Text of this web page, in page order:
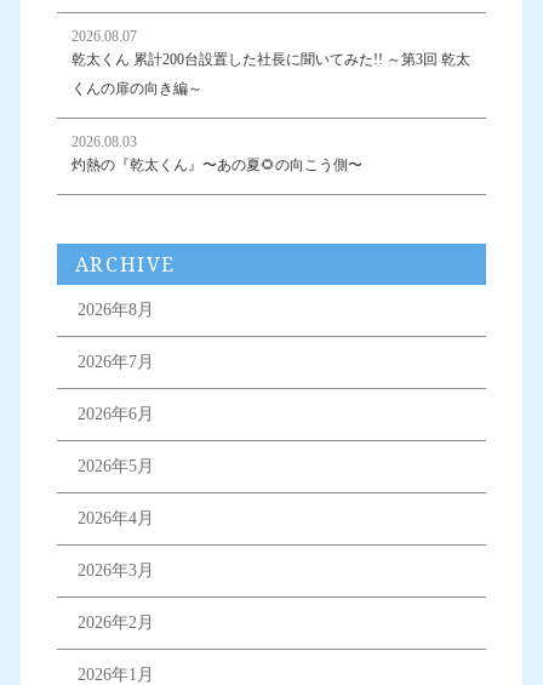
2026.08.07
乾太くん 累計200台設置した社長に聞いてみた!! ～第3回 乾太
くんの扉の向き編～
2026.08.03
灼熱の『乾太くん』〜あの夏🌻の向こう側〜
ARCHIVE
2026年8月
2026年7月
2026年6月
2026年5月
2026年4月
2026年3月
2026年2月
2026年1月